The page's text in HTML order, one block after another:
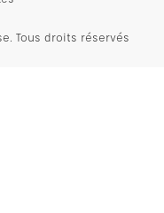
Tous droits réservés